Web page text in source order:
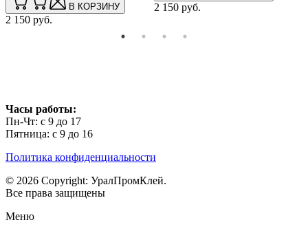
В КОРЗИНУ
2 150 руб.
2 150 руб.
Часы работы:
Пн-Чт: с 9 до 17
Пятница: с 9 до 16
Политика конфиденциальности
© 2026 Copyright: УралПромКлей.
Все права защищены
Меню